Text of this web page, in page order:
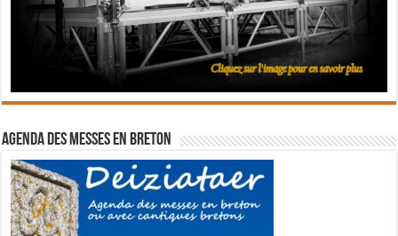
Agenda des messes en breton